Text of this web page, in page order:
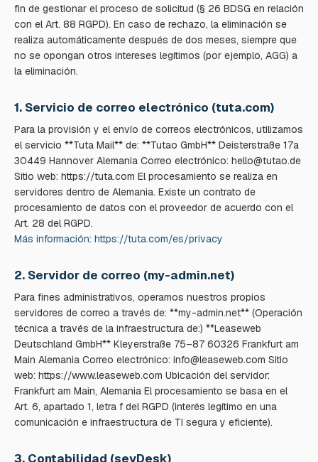
fin de gestionar el proceso de solicitud (§ 26 BDSG en relación
con el Art. 88 RGPD). En caso de rechazo, la eliminación se
realiza automáticamente después de dos meses, siempre que
no se opongan otros intereses legítimos (por ejemplo, AGG) a
la eliminación.
1. Servicio de correo electrónico (tuta.com)
Para la provisión y el envío de correos electrónicos, utilizamos
el servicio **Tuta Mail** de: **Tutao GmbH** Deisterstraße 17a
30449 Hannover Alemania Correo electrónico: hello@tutao.de
Sitio web: https://tuta.com El procesamiento se realiza en
servidores dentro de Alemania. Existe un contrato de
procesamiento de datos con el proveedor de acuerdo con el
Art. 28 del RGPD.
Más información: https://tuta.com/es/privacy
2. Servidor de correo (my-admin.net)
Para fines administrativos, operamos nuestros propios
servidores de correo a través de: **my-admin.net** (Operación
técnica a través de la infraestructura de:) **Leaseweb
Deutschland GmbH** Kleyerstraße 75–87 60326 Frankfurt am
Main Alemania Correo electrónico: info@leaseweb.com Sitio
web: https://www.leaseweb.com Ubicación del servidor:
Frankfurt am Main, Alemania El procesamiento se basa en el
Art. 6, apartado 1, letra f del RGPD (interés legítimo en una
comunicación e infraestructura de TI segura y eficiente).
3. Contabilidad (sevDesk)